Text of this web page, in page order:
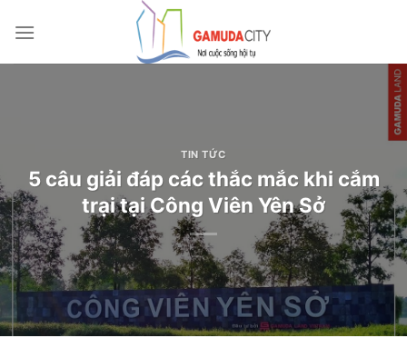
qua
TIN TỨC
5 câu giải đáp các thắc mắc khi cắm
trại tại Công Viên Yên Sở